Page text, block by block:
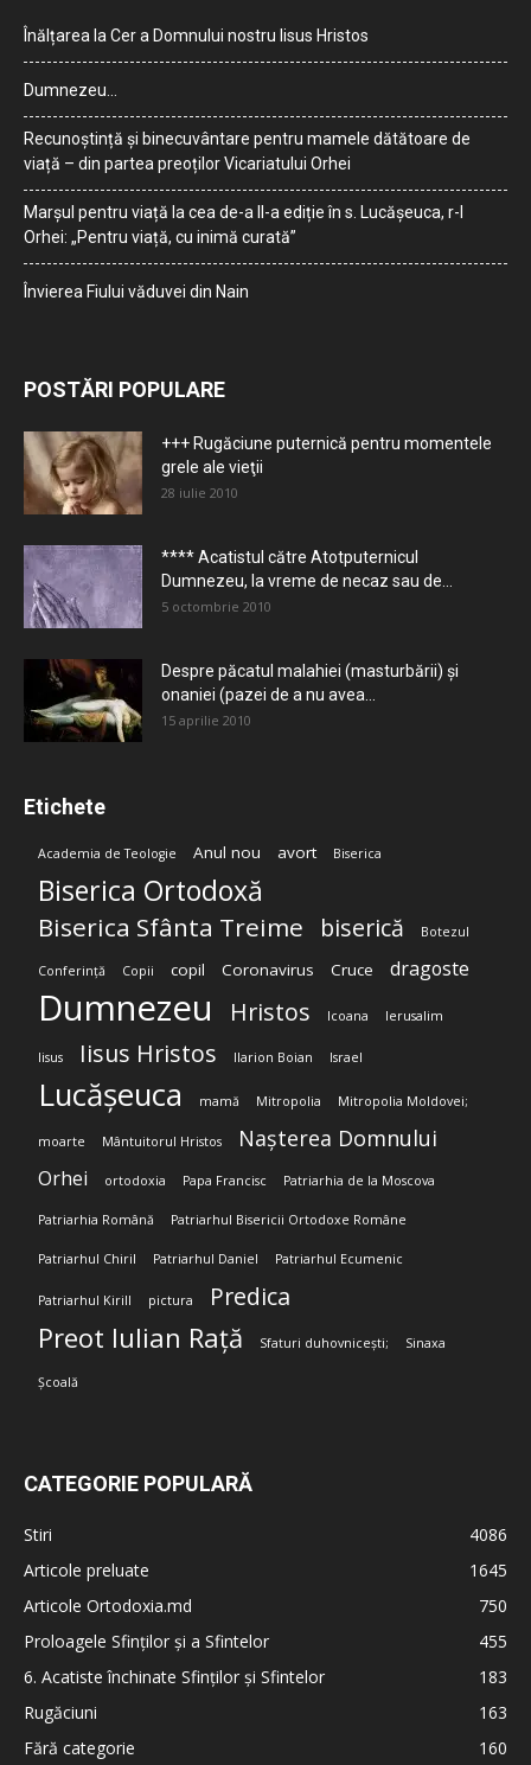
Înălțarea la Cer a Domnului nostru Iisus Hristos
Dumnezeu…
Recunoștință și binecuvântare pentru mamele dătătoare de
viață – din partea preoților Vicariatului Orhei
Marșul pentru viață la cea de-a II-a ediție în s. Lucășeuca, r-l
Orhei: „Pentru viață, cu inimă curată”
Învierea Fiului văduvei din Nain
POSTĂRI POPULARE
+++ Rugăciune puternică pentru momentele
grele ale vieţii
28 iulie 2010
**** Acatistul către Atotputernicul
Dumnezeu, la vreme de necaz sau de...
5 octombrie 2010
Despre păcatul malahiei (masturbării) şi
onaniei (pazei de a nu avea...
15 aprilie 2010
Etichete
Academia de Teologie Anul nou avort Biserica
Biserica Ortodoxă
Biserica Sfânta Treime biserică Botezul
Conferință Copii copil Coronavirus Cruce dragoste
Dumnezeu Hristos Icoana Ierusalim
Iisus Iisus Hristos Ilarion Boian Israel
Lucășeuca mamă Mitropolia Mitropolia Moldovei;
moarte Mântuitorul Hristos Nașterea Domnului
Orhei ortodoxia Papa Francisc Patriarhia de la Moscova
Patriarhia Română Patriarhul Bisericii Ortodoxe Române
Patriarhul Chiril Patriarhul Daniel Patriarhul Ecumenic
Patriarhul Kirill pictura Predica
Preot Iulian Rață Sfaturi duhovnicești; Sinaxa
Școală
CATEGORIE POPULARĂ
Stiri
4086
Articole preluate
1645
Articole Ortodoxia.md
750
Proloagele Sfinților și a Sfintelor
455
6. Acatiste închinate Sfinților și Sfintelor
183
Rugăciuni
163
Fără categorie
160